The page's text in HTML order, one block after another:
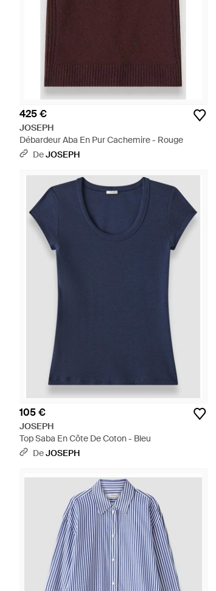
425 €
JOSEPH
Débardeur Aba En Pur Cachemire - Rouge
DeJOSEPH
105 €
JOSEPH
Top Saba En Côte De Coton - Bleu
DeJOSEPH